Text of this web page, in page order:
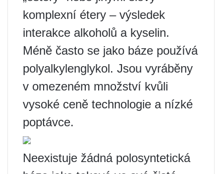
komplexní étery – výsledek
interakce alkoholů a kyselin.
Méně často se jako báze používá
polyalkylenglykol. Jsou vyráběny
v omezeném množství kvůli
vysoké ceně technologie a nízké
poptávce.
Neexistuje žádná polosyntetická